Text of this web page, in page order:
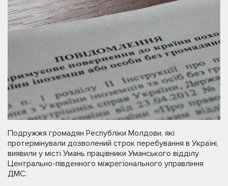
Подружжя громадян Республіки Молдови, які
протермінували дозволений строк перебування в Україні,
виявили у місті Умань працівники Уманського відділу
Центрально-південного міжрегіонального управління
ДМС.